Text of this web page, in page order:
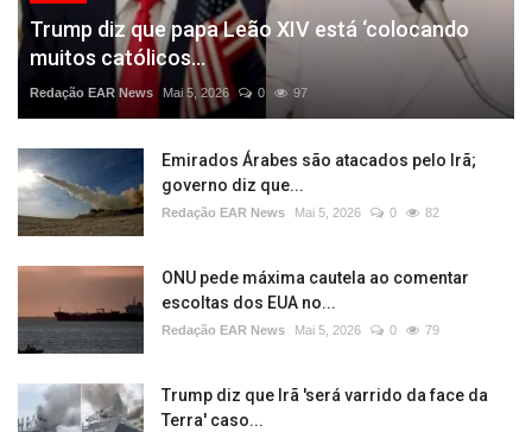
Trump diz que papa Leão XIV está ‘colocando
muitos católicos...
Redação EAR News Mai 5, 2026 0 97
Emirados Árabes são atacados pelo Irã;
governo diz que...
Redação EAR News Mai 5, 2026 0 82
ONU pede máxima cautela ao comentar
escoltas dos EUA no...
Redação EAR News Mai 5, 2026 0 79
Trump diz que Irã 'será varrido da face da
Terra' caso...